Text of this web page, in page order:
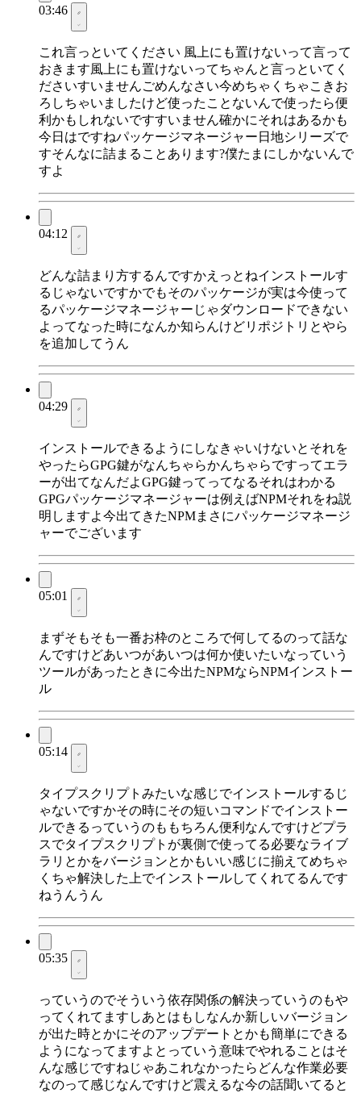
03:46
これ言っといてください 風上にも置けないって言って
おきます風上にも置けないってちゃんと言っといてく
ださいすいませんごめんなさい今めちゃくちゃこきお
ろしちゃいましたけど使ったことないんで使ったら便
利かもしれないですすいません確かにそれはあるかも
今日はですねパッケージマネージャー日地シリーズで
すそんなに詰まることあります?僕たまにしかないんで
すよ
04:12
どんな詰まり方するんですかえっとねインストールす
るじゃないですかでもそのパッケージが実は今使って
るパッケージマネージャーじゃダウンロードできない
よってなった時になんか知らんけどリポジトリとやら
を追加してうん
04:29
インストールできるようにしなきゃいけないとそれを
やったらGPG鍵がなんちゃらかんちゃらですってエラ
ーが出てなんだよGPG鍵ってってなるそれはわかる
GPGパッケージマネージャーは例えばNPMそれをね説
明しますよ今出てきたNPMまさにパッケージマネージ
ャーでございます
05:01
まずそもそも一番お枠のところで何してるのって話な
んですけどあいつがあいつは何か使いたいなっていう
ツールがあったときに今出たNPMならNPMインストー
ル
05:14
タイプスクリプトみたいな感じでインストールするじ
ゃないですかその時にその短いコマンドでインストー
ルできるっていうのももちろん便利なんですけどプラ
スでタイプスクリプトが裏側で使ってる必要なライブ
ラリとかをバージョンとかもいい感じに揃えてめちゃ
くちゃ解決した上でインストールしてくれてるんです
ねうんうん
05:35
っていうのでそういう依存関係の解決っていうのもや
ってくれてますしあとはもしなんか新しいバージョン
が出た時とかにそのアップデートとかも簡単にできる
ようになってますよとっていう意味でやれることはそ
んな感じですねじゃあこれなかったらどんな作業必要
なのって感じなんですけど震えるな今の話聞いてると